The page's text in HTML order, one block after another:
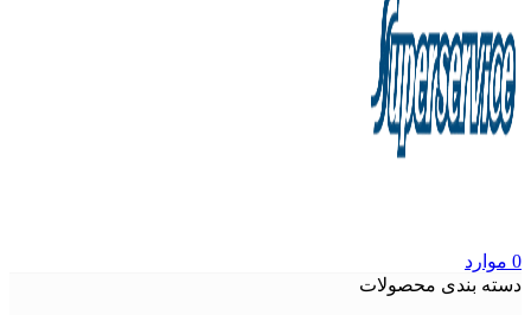
0 موارد
دسته بندی محصولات